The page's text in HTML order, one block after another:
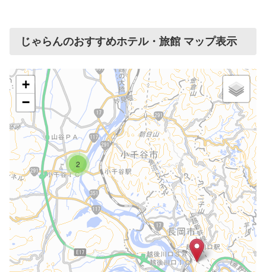
じゃらんのおすすめホテル・旅館 マップ表示
2
+
−